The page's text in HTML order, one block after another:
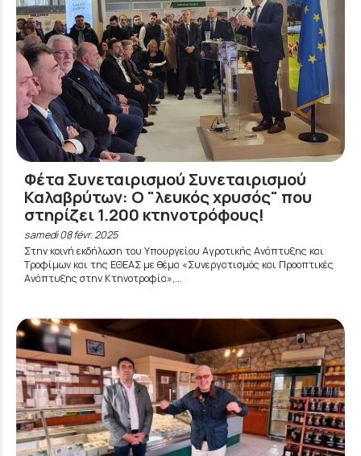
Φέτα Συνεταιρισμού Συνεταιρισμού
Καλαβρύτων: Ο "λευκός χρυσός" που
στηρίζει 1.200 κτηνοτρόφους!
samedi 08 févr. 2025
Στην κοινή εκδήλωση του Υπουργείου Αγροτικής Ανάπτυξης και
Τροφίμων και της ΕΘΕΑΣ με θέμα «Συνεργατισμός και Προοπτικές
Ανάπτυξης στην Κτηνοτροφία»,...